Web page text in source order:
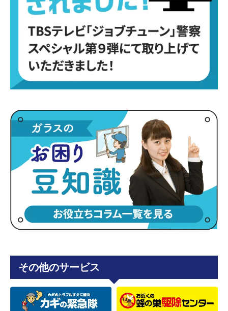
その他のサービス